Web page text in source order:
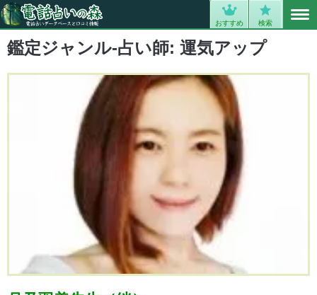
おすすめ 検索
鑑定ジャンル-占い師: 運気アップ